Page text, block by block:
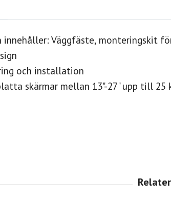
innehåller: Väggfäste, monteringskit
och installation
skärmar mellan 13"-27" upp till 25